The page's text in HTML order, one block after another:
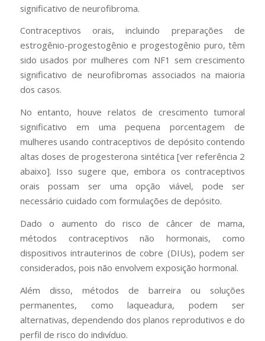
significativo de neurofibroma.
Contraceptivos orais, incluindo preparações de
estrogênio-progestogênio e progestogênio puro, têm
sido usados ​​por mulheres com NF1 sem crescimento
significativo de neurofibromas associados na maioria
dos casos.
No entanto, houve relatos de crescimento tumoral
significativo em uma pequena porcentagem de
mulheres usando contraceptivos de depósito contendo
altas doses de progesterona sintética [ver referência 2
abaixo]. Isso sugere que, embora os contraceptivos
orais possam ser uma opção viável, pode ser
necessário cuidado com formulações de depósito.
Dado o aumento do risco de câncer de mama,
métodos contraceptivos não hormonais, como
dispositivos intrauterinos de cobre (DIUs), podem ser
considerados, pois não envolvem exposição hormonal.
Além disso, métodos de barreira ou soluções
permanentes, como laqueadura, podem ser
alternativas, dependendo dos planos reprodutivos e do
perfil de risco do indivíduo.